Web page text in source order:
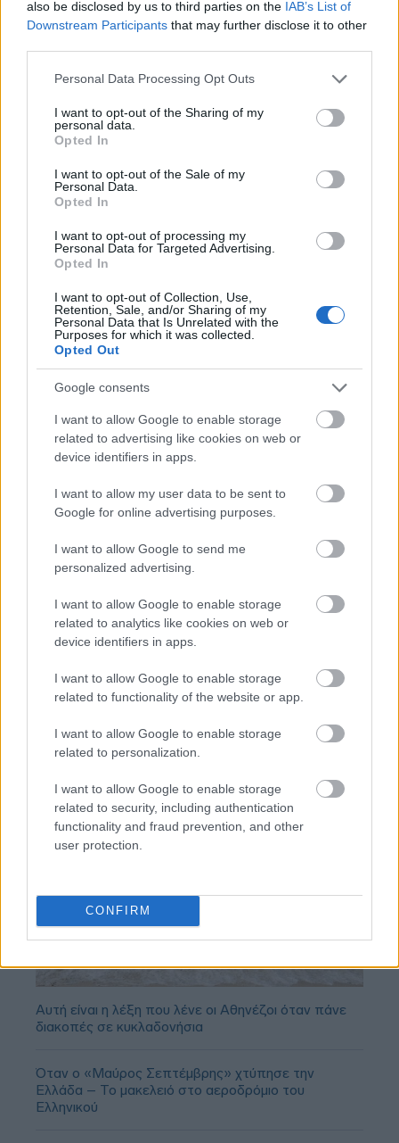
also be disclosed by us to third parties on the IAB’s List of
Downstream Participants that may further disclose it to other
Please note that this website/app uses one or more Google
not limited to your visit or usage behaviour. You may click to
grant or deny consent to Google and its third-party tags to
use your data for below specified purposes in below Google
consent section.
Personal Data Processing Opt Outs
I want to opt-out of the Sharing of my
personal data.
Opted In
I want to opt-out of the Sale of my
Personal Data.
Opted In
I want to opt-out of processing my
Personal Data for Targeted Advertising.
Opted In
I want to opt-out of Collection, Use,
Retention, Sale, and/or Sharing of my
Personal Data that Is Unrelated with the
Purposes for which it was collected.
Opted Out
Google consents
I want to allow Google to enable storage
related to advertising like cookies on web or
device identifiers in apps.
I want to allow my user data to be sent to
Google for online advertising purposes.
I want to allow Google to send me
personalized advertising.
I want to allow Google to enable storage
related to analytics like cookies on web or
device identifiers in apps.
I want to allow Google to enable storage
related to functionality of the website or app.
I want to allow Google to enable storage
related to personalization.
I want to allow Google to enable storage
related to security, including authentication
functionality and fraud prevention, and other
user protection.
CONFIRM
TAGS: ΗΠΑ Συρία
BEST OFINTERNET
σύμφωνα με την A Bola
δεδομένα του σπουδαίου deal
βρώμικους παίκτες της EuroLeague, αλλά τόσο καλό
παιδί!»
Αυτή είναι η λέξη που λένε οι Αθηνέζοι όταν πάνε
διακοπές σε κυκλαδονήσια
Όταν ο «Μαύρος Σεπτέμβρης» χτύπησε την
Ελλάδα – Το μακελειό στο αεροδρόμιο του
Ελληνικού